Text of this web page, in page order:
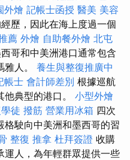
外燴 記帳士函授 醫美 美容
歷，因此在海上度過一個
薦 外燴 自助餐外燴 北屯
哥和中美洲港口通常包含
人。 養生與整復推廣中
帳士 會計師差別 根據巡航
典型的港口。 小型外燴
徒 撥筋 營業用冰箱 四次
駛向中美洲和墨西哥的習
整復 推拿 杜拜簽證 收購
運人，為年輕群眾提供一些